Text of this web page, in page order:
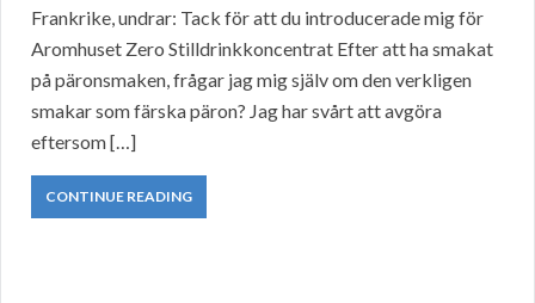
Frankrike, undrar: Tack för att du introducerade mig för
Aromhuset Zero Stilldrinkkoncentrat Efter att ha smakat
på päronsmaken, frågar jag mig själv om den verkligen
smakar som färska päron? Jag har svårt att avgöra
eftersom […]
CONTINUE READING